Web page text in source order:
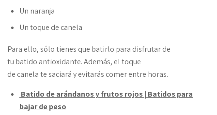
Un naranja
Un toque de canela
Para ello, sólo tienes que batirlo para disfrutar de
tu batido antioxidante. Además, el toque
de canela te saciará y evitarás comer entre horas.
Batido de arándanos y frutos rojos | Batidos para
bajar de peso